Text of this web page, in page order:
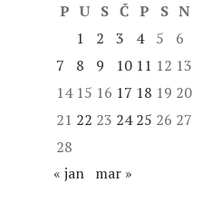
P U S Č P S N
1
2 3 4 5
6
7
8 9 10 11 12 13
14 15 16 17 18 19 20
21 22 23 24 25 26 27
28
« jan mar »